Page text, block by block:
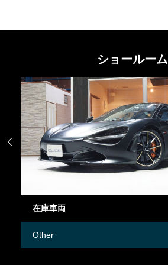
ショールーム
在庫車両
Other
